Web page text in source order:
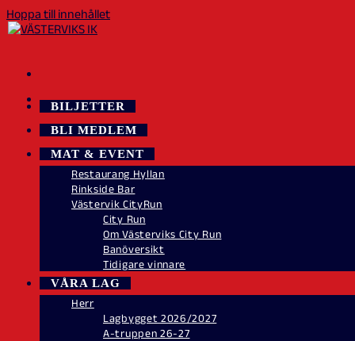
Hoppa till innehållet
BILJETTER
BLI MEDLEM
MAT & EVENT
Restaurang Hyllan
Rinkside Bar
Västervik CityRun
City Run
Om Västerviks City Run
Banöversikt
Tidigare vinnare
VÅRA LAG
Herr
Lagbygget 2026/2027
A-truppen 26-27